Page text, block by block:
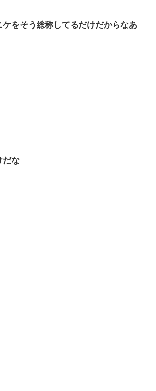
をそう総称してるだけだからなあ
だな